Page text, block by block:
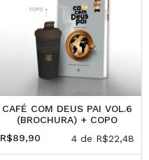
CAFÉ COM DEUS PAI VOL.6
(BROCHURA) + COPO
R$89,90
4 de R$22,48